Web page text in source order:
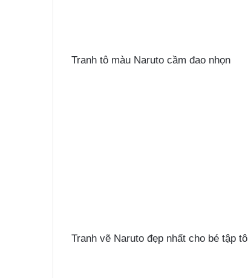
Tranh tô màu Naruto cầm đao nhọn
Tranh vẽ Naruto đẹp nhất cho bé tập tô